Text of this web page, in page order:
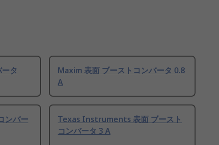
タ
Maxim 表面 ブーストコンバータ 0.8
A
ンバー
Texas Instruments 表面 ブースト
コンバータ 3 A